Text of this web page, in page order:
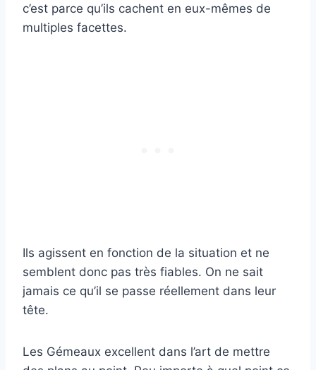
c’est parce qu’ils cachent en eux-mêmes de
multiples facettes.
Ils agissent en fonction de la situation et ne
semblent donc pas très fiables. On ne sait
jamais ce qu’il se passe réellement dans leur
tête.
Les Gémeaux excellent dans l’art de mettre